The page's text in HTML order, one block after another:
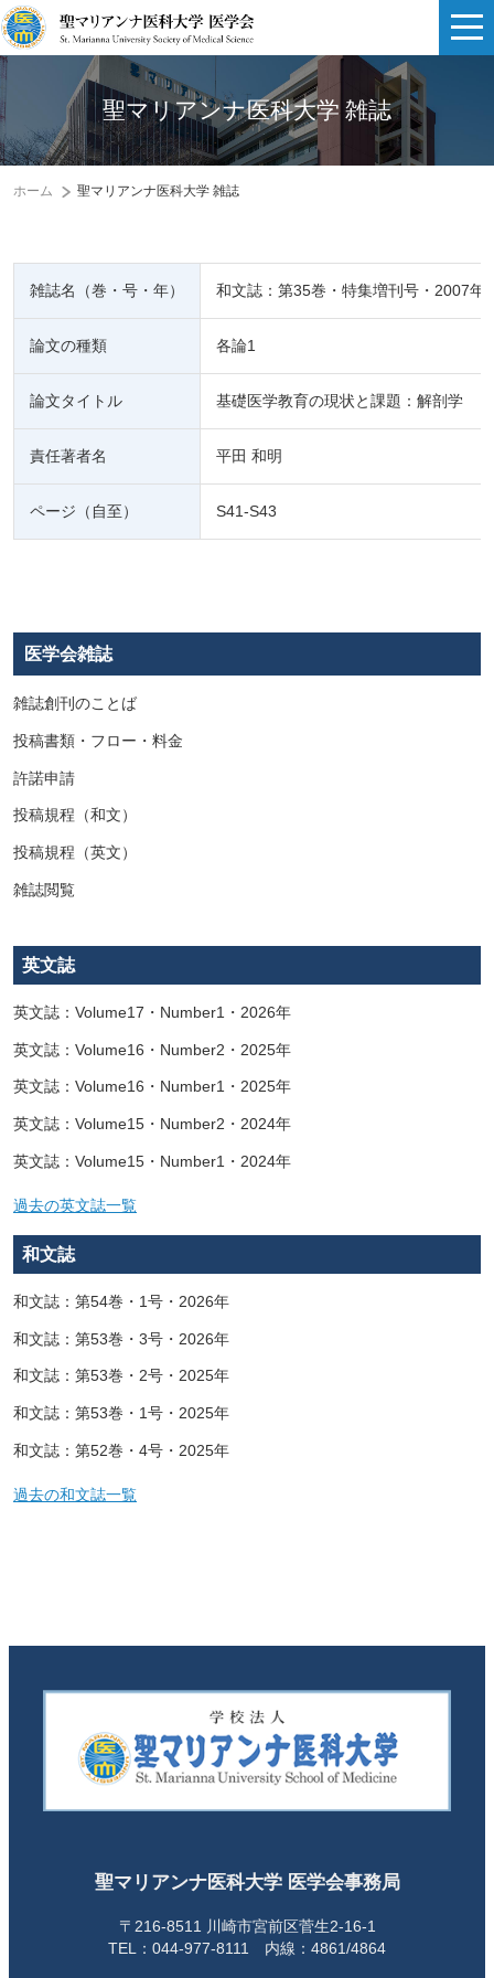
聖マリアンナ医科大学 雑誌
ホーム 聖マリアンナ医科大学 雑誌
雑誌名（巻・号・年） 和文誌：第35巻・特集増刊号・2007年
論文の種類 各論1
論文タイトル 基礎医学教育の現状と課題：解剖学
責任著者名 平田 和明
ページ（自至） S41-S43
医学会雑誌
雑誌創刊のことば
投稿書類・フロー・料金
許諾申請
投稿規程（和文）
投稿規程（英文）
雑誌閲覧
英文誌
英文誌：Volume17・Number1・2026年
英文誌：Volume16・Number2・2025年
英文誌：Volume16・Number1・2025年
英文誌：Volume15・Number2・2024年
英文誌：Volume15・Number1・2024年
過去の英文誌一覧
和文誌
和文誌：第54巻・1号・2026年
和文誌：第53巻・3号・2026年
和文誌：第53巻・2号・2025年
和文誌：第53巻・1号・2025年
和文誌：第52巻・4号・2025年
過去の和文誌一覧
聖マリアンナ医科大学 医学会事務局
〒216-8511 川崎市宮前区菅生2-16-1
TEL：044-977-8111 内線：4861/4864